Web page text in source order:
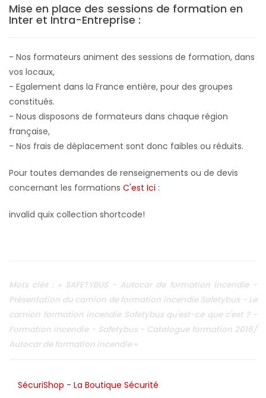
Mise en place des sessions de formation en
Inter et Intra-Entreprise :
- Nos formateurs animent des sessions de formation, dans
vos locaux,
- Egalement dans la France entière, pour des groupes
constitués.
- Nous disposons de formateurs dans chaque région
française,
- Nos frais de déplacement sont donc faibles ou réduits.
Pour toutes demandes de renseignements ou de devis
concernant les formations C'est Ici :
invalid quix collection shortcode!
Mots clés : « SAFETYBUS - Autocar de formation incendie -
Présentation du camion de formation incendie Safetybus - Le
camion formation incendie Safetybus qu'est-ce que c'est ? -
Formation incendie - Safetybus - Catalogue formation 2016/
Autocar de formation incendie »
SécuriShop - La Boutique Sécurité